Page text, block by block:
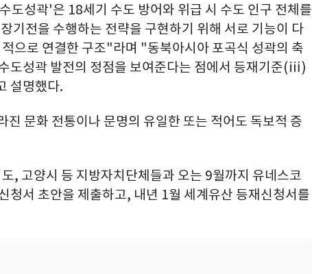
도성곽'은 18세기 수도 방어와 위급 시 수도 인구 전체를
기전을 수행하는 전략을 구현하기 위해 서로 기능이 다
으로 연결한 구조"라며 "동북아시아 포곡식 성곽의 축
도성곽 발전의 정점을 보여준다는 점에서 등재기준(ⅲ)
설명했다.
문화 전통이나 문명의 유일한 또는 적어도 독보적 증
, 고양시 등 지방자치단체들과 오는 9월까지 유네스코
청서 초안을 제출하고, 내년 1월 세계유산 등재신청서를